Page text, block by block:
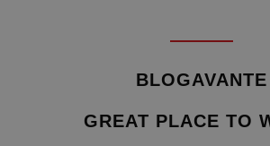
BLOGAVANTE
GREAT PLACE TO